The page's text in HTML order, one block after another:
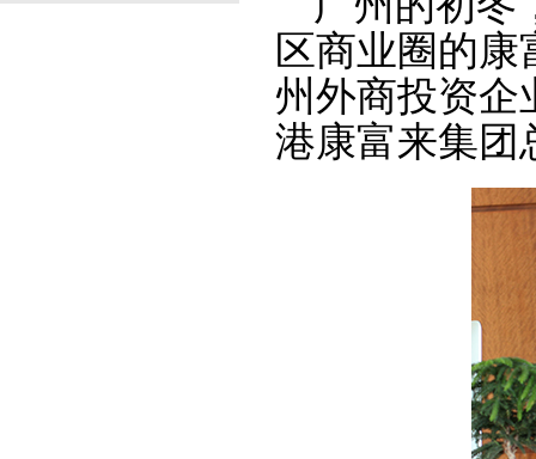
区商业圈的
州外商投资企
港康富来集团